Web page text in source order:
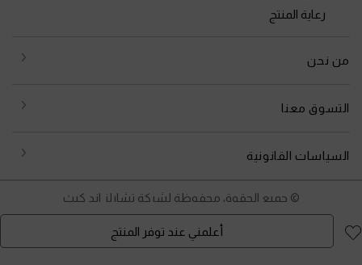
أعلمني عند توفر المنتج
رعاية المنتج
من نحن
التسوق معنا
السياسات القانونية
© جميع الحقوق محفوظة لشركة تشارلز اند كيث